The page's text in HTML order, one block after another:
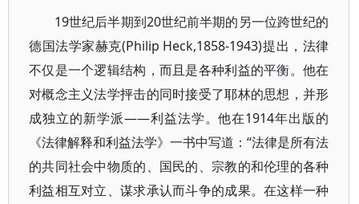
19世纪后半期到20世纪前半期的另一位跨世纪的
德国法学家赫克(Philip Heck,1858-1943)提出，法律
不仅是一个逻辑结构，而且是各种利益的平衡。他在
对概念主义法学抨击的同时接受了耶林的思想，并形
成独立的新学派——利益法学。他在1914年出版的
《法律解释和利益法学》一书中写道：“法律是所有法
的共同社会中物质的、国民的、宗教的和伦理的各种
利益相互对立、谋求承认而斗争的成果。在这样一种